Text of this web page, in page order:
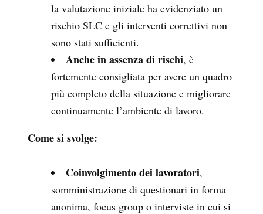
la valutazione iniziale ha evidenziato un
rischio SLC e gli interventi correttivi non
sono stati sufficienti.
Anche in assenza di rischi, è
fortemente consigliata per avere un quadro
più completo della situazione e migliorare
continuamente l’ambiente di lavoro.
Come si svolge:
Coinvolgimento dei lavoratori,
somministrazione di questionari in forma
anonima, focus group o interviste in cui si